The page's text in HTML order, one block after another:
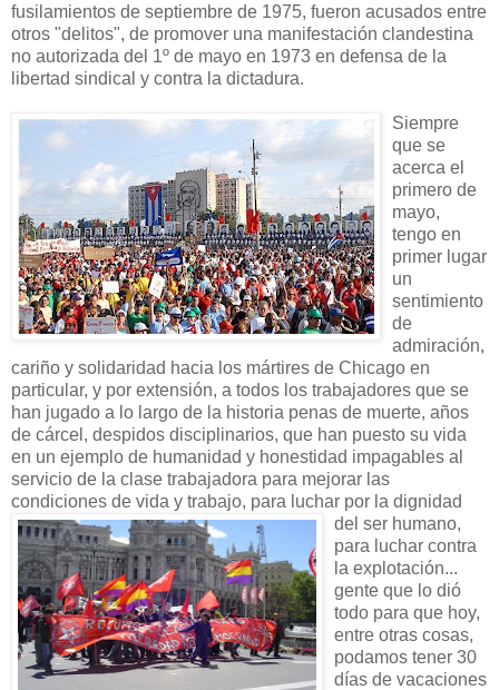
fusilamientos de septiembre de 1975, fueron acusados entre
otros "delitos", de promover una manifestación clandestina
no autorizada del 1º de mayo en 1973 en defensa de la
libertad sindical y contra la dictadura.
Siempre
que se
acerca el
primero de
mayo,
tengo en
primer lugar
un
sentimiento
de
admiración,
cariño y solidaridad hacia los mártires de Chicago en
particular, y por extensión, a todos los trabajadores que se
han jugado a lo largo de la historia penas de muerte, años
de cárcel, despidos disciplinarios, que han puesto su vida
en un ejemplo de humanidad y honestidad impagables al
servicio de la clase trabajadora para mejorar las
condiciones de vida y trabajo, para luchar por la dignidad
del ser humano,
para luchar contra
la explotación...
gente que lo dió
todo para que hoy,
entre otras cosas,
podamos tener 30
días de vacaciones